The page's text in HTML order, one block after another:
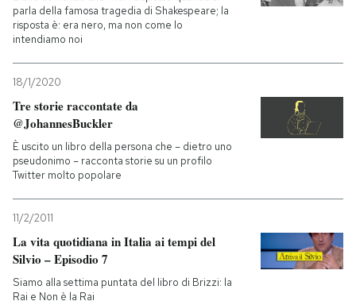
parla della famosa tragedia di Shakespeare; la
risposta è: era nero, ma non come lo
intendiamo noi
18/1/2020
Tre storie raccontate da
@JohannesBuckler
È uscito un libro della persona che – dietro uno
pseudonimo – racconta storie su un profilo
Twitter molto popolare
11/2/2011
La vita quotidiana in Italia ai tempi del
Silvio – Episodio 7
Siamo alla settima puntata del libro di Brizzi: la
Rai e Non è la Rai